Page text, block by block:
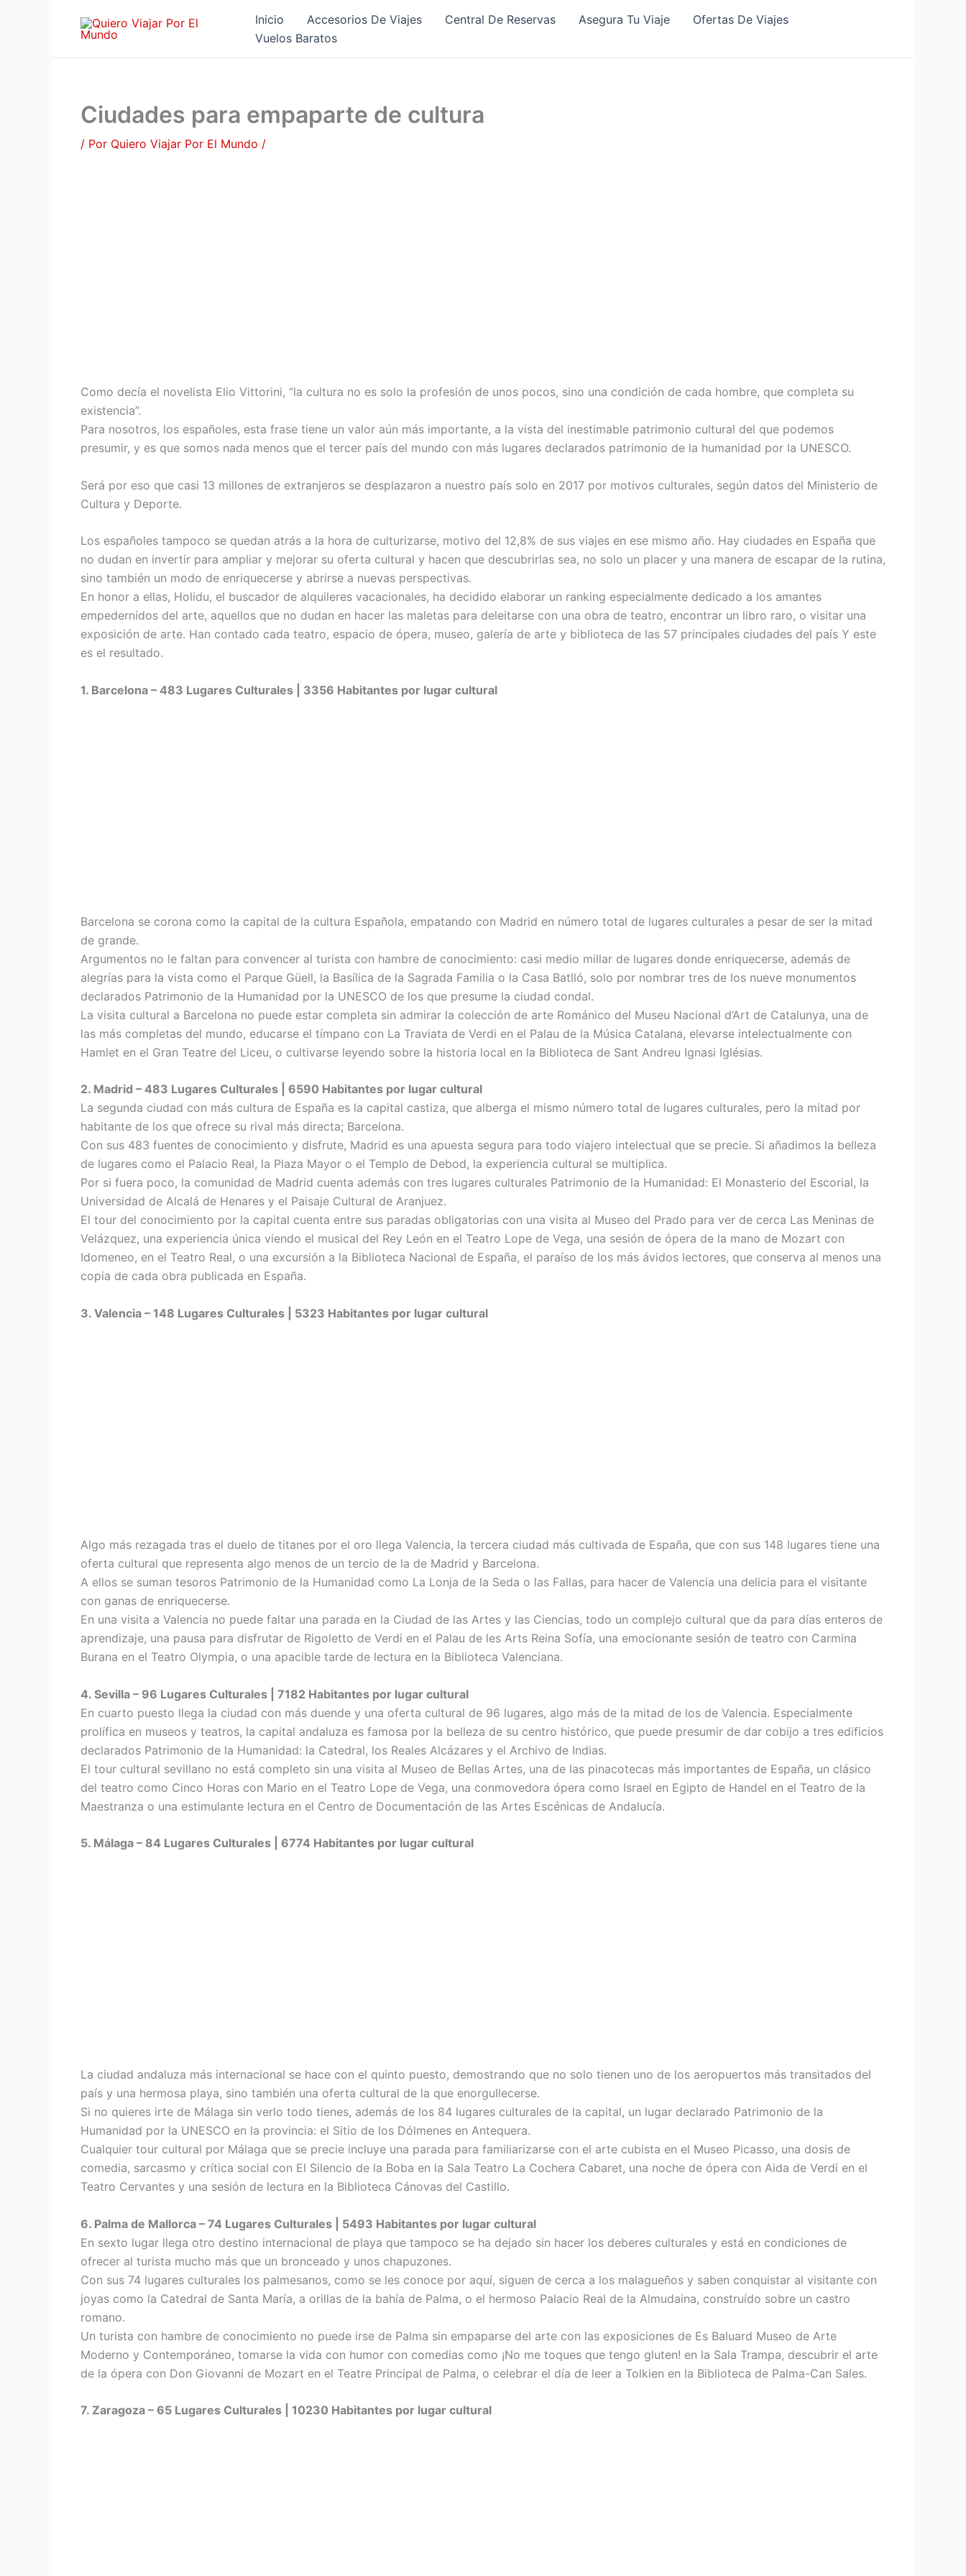
Inicio Accesorios De Viajes Central De Reservas Asegura Tu Viaje
Ofertas De Viajes
Vuelos Baratos
Ciudades para empaparte de cultura
/ Por Quiero Viajar Por El Mundo /
Como decía el novelista Elio Vittorini, “la cultura no es solo la profesión de unos pocos, sino una condición de cada hombre, que completa su
existencia”.
Para nosotros, los españoles, esta frase tiene un valor aún más importante, a la vista del inestimable patrimonio cultural del que podemos
presumir, y es que somos nada menos que el tercer país del mundo con más lugares declarados patrimonio de la humanidad por la UNESCO.
Será por eso que casi 13 millones de extranjeros se desplazaron a nuestro país solo en 2017 por motivos culturales, según datos del Ministerio de
Cultura y Deporte.
Los españoles tampoco se quedan atrás a la hora de culturizarse, motivo del 12,8% de sus viajes en ese mismo año. Hay ciudades en España que
no dudan en invertir para ampliar y mejorar su oferta cultural y hacen que descubrirlas sea, no solo un placer y una manera de escapar de la rutina,
sino también un modo de enriquecerse y abrirse a nuevas perspectivas.
En honor a ellas, Holidu, el buscador de alquileres vacacionales, ha decidido elaborar un ranking especialmente dedicado a los amantes
empedernidos del arte, aquellos que no dudan en hacer las maletas para deleitarse con una obra de teatro, encontrar un libro raro, o visitar una
exposición de arte. Han contado cada teatro, espacio de ópera, museo, galería de arte y biblioteca de las 57 principales ciudades del país Y este
es el resultado.
1. Barcelona – 483 Lugares Culturales | 3356 Habitantes por lugar cultural
Barcelona se corona como la capital de la cultura Española, empatando con Madrid en número total de lugares culturales a pesar de ser la mitad
de grande.
Argumentos no le faltan para convencer al turista con hambre de conocimiento: casi medio millar de lugares donde enriquecerse, además de
alegrías para la vista como el Parque Güell, la Basílica de la Sagrada Familia o la Casa Batlló, solo por nombrar tres de los nueve monumentos
declarados Patrimonio de la Humanidad por la UNESCO de los que presume la ciudad condal.
La visita cultural a Barcelona no puede estar completa sin admirar la colección de arte Románico del Museu Nacional d’Art de Catalunya, una de
las más completas del mundo, educarse el tímpano con La Traviata de Verdi en el Palau de la Música Catalana, elevarse intelectualmente con
Hamlet en el Gran Teatre del Liceu, o cultivarse leyendo sobre la historia local en la Biblioteca de Sant Andreu Ignasi Iglésias.
2. Madrid – 483 Lugares Culturales | 6590 Habitantes por lugar cultural
La segunda ciudad con más cultura de España es la capital castiza, que alberga el mismo número total de lugares culturales, pero la mitad por
habitante de los que ofrece su rival más directa; Barcelona.
Con sus 483 fuentes de conocimiento y disfrute, Madrid es una apuesta segura para todo viajero intelectual que se precie. Si añadimos la belleza
de lugares como el Palacio Real, la Plaza Mayor o el Templo de Debod, la experiencia cultural se multiplica.
Por si fuera poco, la comunidad de Madrid cuenta además con tres lugares culturales Patrimonio de la Humanidad: El Monasterio del Escorial, la
Universidad de Alcalá de Henares y el Paisaje Cultural de Aranjuez.
El tour del conocimiento por la capital cuenta entre sus paradas obligatorias con una visita al Museo del Prado para ver de cerca Las Meninas de
Velázquez, una experiencia única viendo el musical del Rey León en el Teatro Lope de Vega, una sesión de ópera de la mano de Mozart con
Idomeneo, en el Teatro Real, o una excursión a la Biblioteca Nacional de España, el paraíso de los más ávidos lectores, que conserva al menos una
copia de cada obra publicada en España.
3. Valencia – 148 Lugares Culturales | 5323 Habitantes por lugar cultural
Algo más rezagada tras el duelo de titanes por el oro llega Valencia, la tercera ciudad más cultivada de España, que con sus 148 lugares tiene una
oferta cultural que representa algo menos de un tercio de la de Madrid y Barcelona.
A ellos se suman tesoros Patrimonio de la Humanidad como La Lonja de la Seda o las Fallas, para hacer de Valencia una delicia para el visitante
con ganas de enriquecerse.
En una visita a Valencia no puede faltar una parada en la Ciudad de las Artes y las Ciencias, todo un complejo cultural que da para días enteros de
aprendizaje, una pausa para disfrutar de Rigoletto de Verdi en el Palau de les Arts Reina Sofía, una emocionante sesión de teatro con Carmina
Burana en el Teatro Olympia, o una apacible tarde de lectura en la Biblioteca Valenciana.
4. Sevilla – 96 Lugares Culturales | 7182 Habitantes por lugar cultural
En cuarto puesto llega la ciudad con más duende y una oferta cultural de 96 lugares, algo más de la mitad de los de Valencia. Especialmente
prolífica en museos y teatros, la capital andaluza es famosa por la belleza de su centro histórico, que puede presumir de dar cobijo a tres edificios
declarados Patrimonio de la Humanidad: la Catedral, los Reales Alcázares y el Archivo de Indias.
El tour cultural sevillano no está completo sin una visita al Museo de Bellas Artes, una de las pinacotecas más importantes de España, un clásico
del teatro como Cinco Horas con Mario en el Teatro Lope de Vega, una conmovedora ópera como Israel en Egipto de Handel en el Teatro de la
Maestranza o una estimulante lectura en el Centro de Documentación de las Artes Escénicas de Andalucía.
5. Málaga – 84 Lugares Culturales | 6774 Habitantes por lugar cultural
La ciudad andaluza más internacional se hace con el quinto puesto, demostrando que no solo tienen uno de los aeropuertos más transitados del
país y una hermosa playa, sino también una oferta cultural de la que enorgullecerse.
Si no quieres irte de Málaga sin verlo todo tienes, además de los 84 lugares culturales de la capital, un lugar declarado Patrimonio de la
Humanidad por la UNESCO en la provincia: el Sitio de los Dólmenes en Antequera.
Cualquier tour cultural por Málaga que se precie incluye una parada para familiarizarse con el arte cubista en el Museo Picasso, una dosis de
comedia, sarcasmo y crítica social con El Silencio de la Boba en la Sala Teatro La Cochera Cabaret, una noche de ópera con Aida de Verdi en el
Teatro Cervantes y una sesión de lectura en la Biblioteca Cánovas del Castillo.
6. Palma de Mallorca – 74 Lugares Culturales | 5493 Habitantes por lugar cultural
En sexto lugar llega otro destino internacional de playa que tampoco se ha dejado sin hacer los deberes culturales y está en condiciones de
ofrecer al turista mucho más que un bronceado y unos chapuzones.
Con sus 74 lugares culturales los palmesanos, como se les conoce por aquí, siguen de cerca a los malagueños y saben conquistar al visitante con
joyas como la Catedral de Santa María, a orillas de la bahía de Palma, o el hermoso Palacio Real de la Almudaina, construído sobre un castro
romano.
Un turista con hambre de conocimiento no puede irse de Palma sin empaparse del arte con las exposiciones de Es Baluard Museo de Arte
Moderno y Contemporáneo, tomarse la vida con humor con comedias como ¡No me toques que tengo gluten! en la Sala Trampa, descubrir el arte
de la ópera con Don Giovanni de Mozart en el Teatre Principal de Palma, o celebrar el día de leer a Tolkien en la Biblioteca de Palma-Can Sales.
7. Zaragoza – 65 Lugares Culturales | 10230 Habitantes por lugar cultural